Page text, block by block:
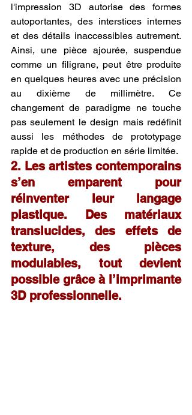
l'impression 3D autorise des formes
autoportantes, des interstices internes
et des détails inaccessibles autrement.
Ainsi, une pièce ajourée, suspendue
comme un filigrane, peut être produite
en quelques heures avec une précision
au dixième de millimètre. Ce
changement de paradigme ne touche
pas seulement le design mais redéfinit
aussi les méthodes de prototypage
rapide et de production en série limitée.
2. Les artistes contemporains
s’en emparent pour
réinventer leur langage
plastique. Des matériaux
translucides, des effets de
texture, des pièces
modulables, tout devient
possible grâce à l’imprimante
3D professionnelle.